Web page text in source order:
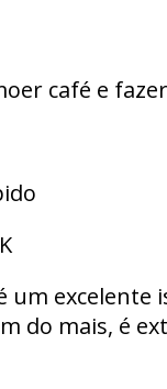
café e
um
do mais, é